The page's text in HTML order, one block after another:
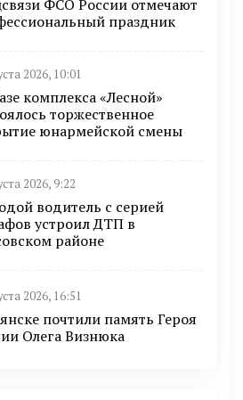
ФСО России отмечают
праздник
2026, 10:01
комплекса «Лесной»
торжественное
юнармейской смены
2026, 9:22
водитель с серией
устроил ДТП в
районе
2026, 16:51
почтили память Героя
Олега Визнюка